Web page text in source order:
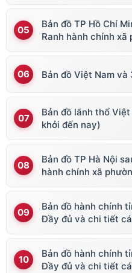
Bản đồ TP Hồ Chí
Ranh hành chính xã
Bản đồ Việt Nam
Bản đồ lãnh thổ
khởi đến nay)
Bản đồ TP Hà Nội
hành chính xã
Bản đồ hành chính
Đầy đủ và chi tiết
Bản đồ hành chính
Đầy đủ và chi tiết